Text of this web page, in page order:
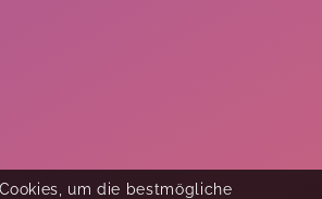
um die bestmögliche